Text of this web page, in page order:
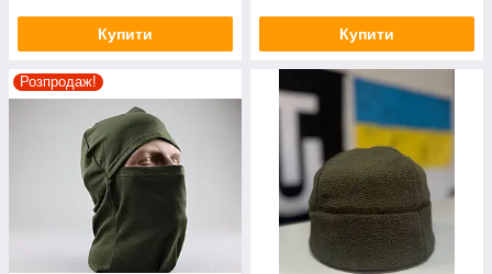
Купити Купити
Розпродаж!